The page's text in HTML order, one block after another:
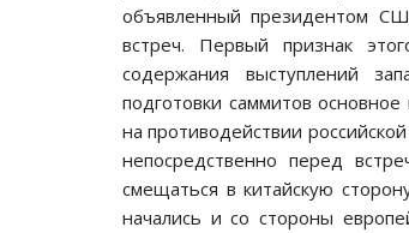
объявленный президентом
встреч. Первый признак
содержания выступлений
подготовки саммитов
на противодействии
непосредственно перед
смещаться в китайскую
начались и со стороны